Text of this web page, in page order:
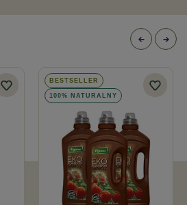
BESTSELLER
100% NATURALNY